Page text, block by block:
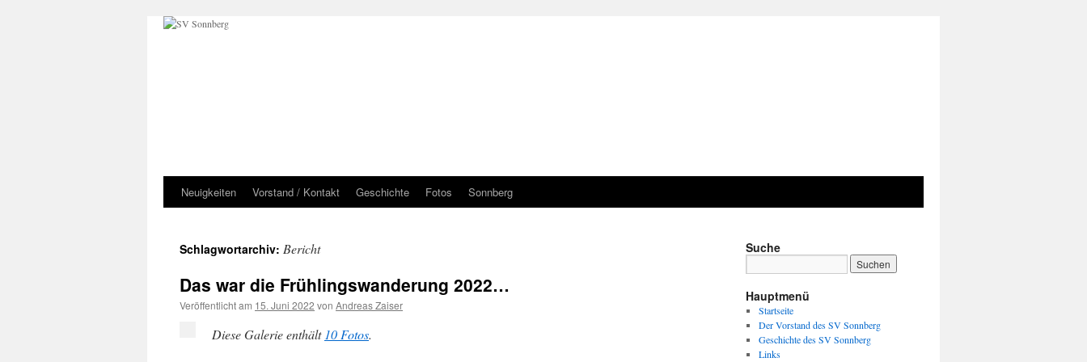
Zum
Neuigkeiten Vorstand / Kontakt Geschichte Fotos Sonnberg
Schlagwortarchiv: Bericht
Das war die Frühlingswanderung 2022…
Veröffentlicht am 15. Juni 2022 von Andreas Zaiser
Diese Galerie enthält 10 Fotos.
Suche
Hauptmenü
Startseite
Der Vorstand des SV Sonnberg
Geschichte des SV Sonnberg
Links